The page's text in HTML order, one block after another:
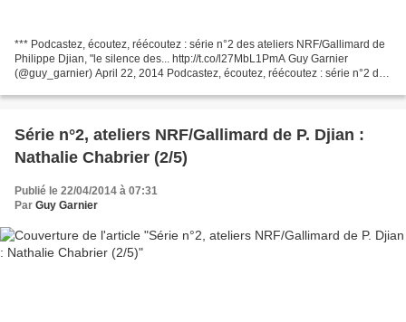
*** Podcastez, écoutez, réécoutez : série n°2 des ateliers NRF/Gallimard de
Philippe Djian, "le silence des... http://t.co/l27MbL1PmA Guy Garnier
(@guy_garnier) April 22, 2014 Podcastez, écoutez, réécoutez : série n°2 des
Série n°2, ateliers NRF/Gallimard de P. Djian :
Nathalie Chabrier (2/5)
Publié le 22/04/2014 à 07:31
Par Guy Garnier